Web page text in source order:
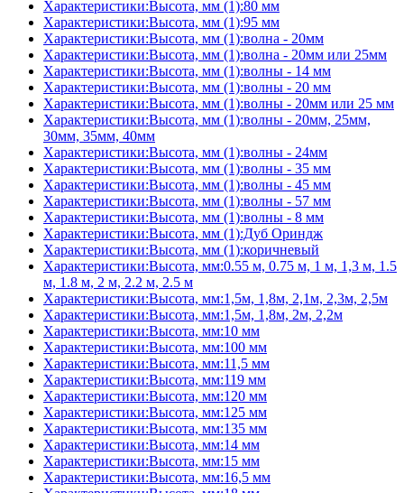
Характеристики:Высота, мм (1):80 мм
Характеристики:Высота, мм (1):95 мм
Характеристики:Высота, мм (1):волна - 20мм
Характеристики:Высота, мм (1):волна - 20мм или 25мм
Характеристики:Высота, мм (1):волны - 14 мм
Характеристики:Высота, мм (1):волны - 20 мм
Характеристики:Высота, мм (1):волны - 20мм или 25 мм
Характеристики:Высота, мм (1):волны - 20мм, 25мм,
30мм, 35мм, 40мм
Характеристики:Высота, мм (1):волны - 24мм
Характеристики:Высота, мм (1):волны - 35 мм
Характеристики:Высота, мм (1):волны - 45 мм
Характеристики:Высота, мм (1):волны - 57 мм
Характеристики:Высота, мм (1):волны - 8 мм
Характеристики:Высота, мм (1):Дуб Ориндж
Характеристики:Высота, мм (1):коричневый
Характеристики:Высота, мм:0.55 м, 0.75 м, 1 м, 1,3 м, 1.5
м, 1.8 м, 2 м, 2.2 м, 2.5 м
Характеристики:Высота, мм:1,5м, 1,8м, 2,1м, 2,3м, 2,5м
Характеристики:Высота, мм:1,5м, 1,8м, 2м, 2,2м
Характеристики:Высота, мм:10 мм
Характеристики:Высота, мм:100 мм
Характеристики:Высота, мм:11,5 мм
Характеристики:Высота, мм:119 мм
Характеристики:Высота, мм:120 мм
Характеристики:Высота, мм:125 мм
Характеристики:Высота, мм:135 мм
Характеристики:Высота, мм:14 мм
Характеристики:Высота, мм:15 мм
Характеристики:Высота, мм:16,5 мм